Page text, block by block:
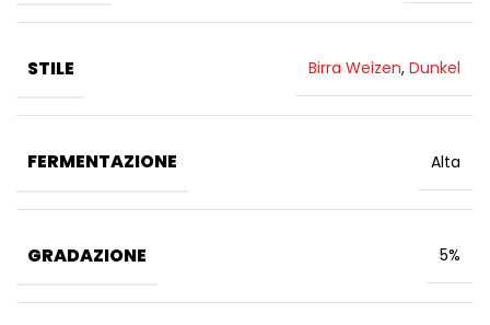
STILE Birra Weizen, Dunkel
FERMENTAZIONE Alta
GRADAZIONE 5%